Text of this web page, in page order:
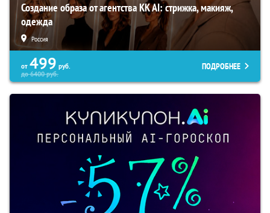
Создание образа от агентства KK AI: стрижка, макияж,
одежда
Россия
от 499 руб.
до6400руб.
ПОДРОБНЕЕ